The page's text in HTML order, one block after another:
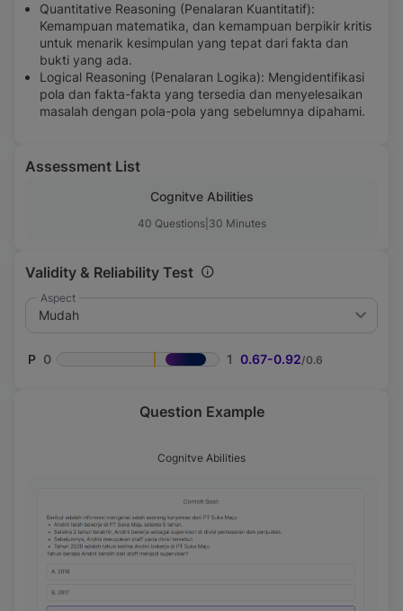
Quantitative Reasoning (Penalaran Kuantitatif):
Kemampuan matematika, dan kemampuan berpikir kritis
untuk menarik kesimpulan yang tepat dari fakta dan
bukti yang ada.
Logical Reasoning (Penalaran Logika): Mengidentifikasi
pola dan fakta-fakta yang tersedia dan menyelesaikan
masalah dengan pola-pola yang sebelumnya dipahami.
Assessment List
Cognitve Abilities
40 Questions| 30 Minutes
Validity & Reliability Test
Aspect
P 0.67-0.92/0.6
Question Example
Cognitve Abilities